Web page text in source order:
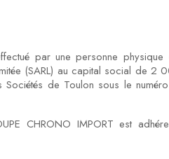
par une personne
(SARL) au capital social
Sociétés de Toulon sous le
CHRONO IMPORT est